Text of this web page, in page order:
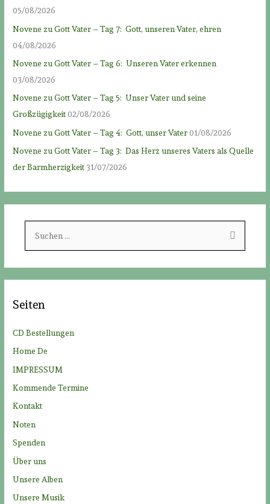
05/08/2026
Novene zu Gott Vater – Tag 7: Gott, unseren Vater, ehren
04/08/2026
Novene zu Gott Vater – Tag 6: Unseren Vater erkennen
03/08/2026
Novene zu Gott Vater – Tag 5: Unser Vater und seine
Großzügigkeit02/08/2026
Novene zu Gott Vater – Tag 4: Gott, unser Vater01/08/2026
Novene zu Gott Vater – Tag 3: Das Herz unseres Vaters als Quelle
der Barmherzigkeit 31/07/2026
h
n
h
:
Seiten
CD Bestellungen
Home De
IMPRESSUM
Kommende Termine
Kontakt
Noten
Spenden
Über uns
Unsere Alben
Unsere Musik